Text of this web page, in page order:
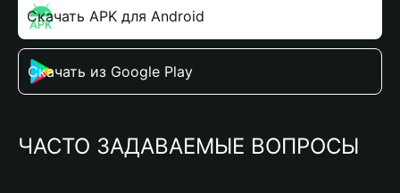
Скачать APK для Android
Скачать из Google Play
ЧАСТО ЗАДАВАЕМЫЕ ВОПРОСЫ